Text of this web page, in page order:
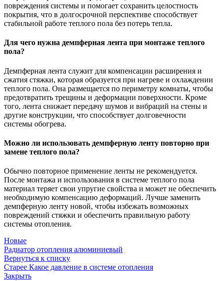
повреждения системы и помогает сохранить целостность
покрытия, что в долгосрочной перспективе способствует
стабильной работе теплого пола без потерь тепла.
Для чего нужна демпферная лента при монтаже теплого
пола?
Демпферная лента служит для компенсации расширения и
сжатия стяжки, которая образуется при нагреве и охлаждении
теплого пола. Она размещается по периметру комнаты, чтобы
предотвратить трещины и деформации поверхности. Кроме
того, лента снижает передачу шумов и вибраций на стены и
другие конструкции, что способствует долговечности
системы обогрева.
Можно ли использовать демпферную ленту повторно при
замене теплого пола?
Обычно повторное применение ленты не рекомендуется.
После монтажа и использования в системе теплого пола
материал теряет свои упругие свойства и может не обеспечить
необходимую компенсацию деформаций. Лучше заменить
демпферную ленту новой, чтобы избежать возможных
повреждений стяжки и обеспечить правильную работу
системы отопления.
Новые
Радиатор отопления алюминиевый
Вернуться к списку
Старее Какое давление в системе отопления
Закрыть